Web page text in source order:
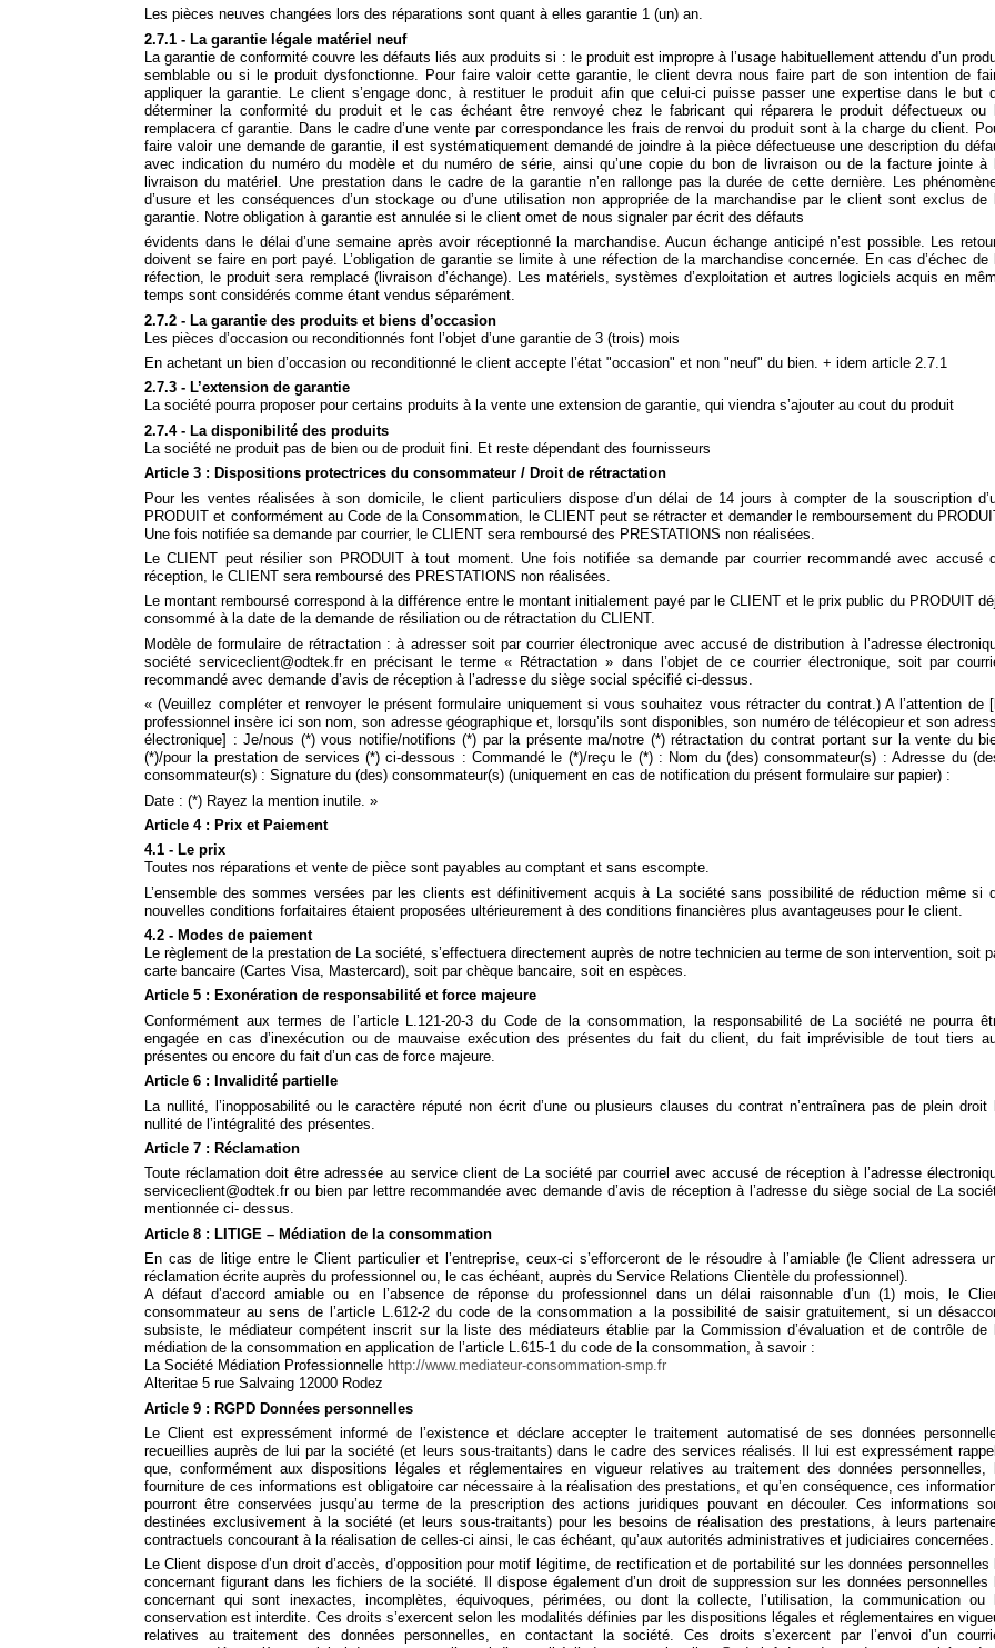
Les pièces neuves changées lors des réparations sont quant à elles garantie 1 (un) an.
2.7.1 - La garantie légale matériel neuf
La garantie de conformité couvre les défauts liés aux produits si : le produit est impropre à l’usage habituellement attendu d’un
semblable ou si le produit dysfonctionne. Pour faire valoir cette garantie, le client devra nous faire part de son intention de
appliquer la garantie. Le client s’engage donc, à restituer le produit afin que celui-ci puisse passer une expertise dans le but
déterminer la conformité du produit et le cas échéant être renvoyé chez le fabricant qui réparera le produit défectueux ou
remplacera cf garantie. Dans le cadre d’une vente par correspondance les frais de renvoi du produit sont à la charge du client.
faire valoir une demande de garantie, il est systématiquement demandé de joindre à la pièce défectueuse une description du
avec indication du numéro du modèle et du numéro de série, ainsi qu’une copie du bon de livraison ou de la facture jointe à
livraison du matériel. Une prestation dans le cadre de la garantie n’en rallonge pas la durée de cette dernière. Les
d’usure et les conséquences d’un stockage ou d’une utilisation non appropriée de la marchandise par le client sont exclus de
garantie. Notre obligation à garantie est annulée si le client omet de nous signaler par écrit des défauts
évidents dans le délai d’une semaine après avoir réceptionné la marchandise. Aucun échange anticipé n’est possible. Les
doivent se faire en port payé. L’obligation de garantie se limite à une réfection de la marchandise concernée. En cas d’échec de
réfection, le produit sera remplacé (livraison d’échange). Les matériels, systèmes d’exploitation et autres logiciels acquis en
temps sont considérés comme étant vendus séparément.
2.7.2 - La garantie des produits et biens d’occasion
Les pièces d’occasion ou reconditionnés font l’objet d’une garantie de 3 (trois) mois
En achetant un bien d’occasion ou reconditionné le client accepte l’état "occasion" et non "neuf" du bien. + idem article 2.7.1
2.7.3 - L’extension de garantie
La société pourra proposer pour certains produits à la vente une extension de garantie, qui viendra s’ajouter au cout du produit
2.7.4 - La disponibilité des produits
La société ne produit pas de bien ou de produit fini. Et reste dépendant des fournisseurs
Article 3 : Dispositions protectrices du consommateur / Droit de rétractation
Pour les ventes réalisées à son domicile, le client particuliers dispose d’un délai de 14 jours à compter de la souscription
PRODUIT et conformément au Code de la Consommation, le CLIENT peut se rétracter et demander le remboursement du
Une fois notifiée sa demande par courrier, le CLIENT sera remboursé des PRESTATIONS non réalisées.
Le CLIENT peut résilier son PRODUIT à tout moment. Une fois notifiée sa demande par courrier recommandé avec accusé
réception, le CLIENT sera remboursé des PRESTATIONS non réalisées.
Le montant remboursé correspond à la différence entre le montant initialement payé par le CLIENT et le prix public du PRODUIT
consommé à la date de la demande de résiliation ou de rétractation du CLIENT.
Modèle de formulaire de rétractation : à adresser soit par courrier électronique avec accusé de distribution à l’adresse
société serviceclient@odtek.fr en précisant le terme « Rétractation » dans l’objet de ce courrier électronique, soit par
recommandé avec demande d’avis de réception à l’adresse du siège social spécifié ci-dessus.
« (Veuillez compléter et renvoyer le présent formulaire uniquement si vous souhaitez vous rétracter du contrat.) A l’attention de
professionnel insère ici son nom, son adresse géographique et, lorsqu’ils sont disponibles, son numéro de télécopieur et son
électronique] : Je/nous (*) vous notifie/notifions (*) par la présente ma/notre (*) rétractation du contrat portant sur la vente du
(*)/pour la prestation de services (*) ci-dessous : Commandé le (*)/reçu le (*) : Nom du (des) consommateur(s) : Adresse du
consommateur(s) : Signature du (des) consommateur(s) (uniquement en cas de notification du présent formulaire sur papier) :
Date : (*) Rayez la mention inutile. »
Article 4 : Prix et Paiement
4.1 - Le prix
Toutes nos réparations et vente de pièce sont payables au comptant et sans escompte.
L’ensemble des sommes versées par les clients est définitivement acquis à La société sans possibilité de réduction même si
nouvelles conditions forfaitaires étaient proposées ultérieurement à des conditions financières plus avantageuses pour le client.
4.2 - Modes de paiement
Le règlement de la prestation de La société, s’effectuera directement auprès de notre technicien au terme de son intervention, soit
carte bancaire (Cartes Visa, Mastercard), soit par chèque bancaire, soit en espèces.
Article 5 : Exonération de responsabilité et force majeure
Conformément aux termes de l’article L.121-20-3 du Code de la consommation, la responsabilité de La société ne pourra
engagée en cas d’inexécution ou de mauvaise exécution des présentes du fait du client, du fait imprévisible de tout tiers
présentes ou encore du fait d’un cas de force majeure.
Article 6 : Invalidité partielle
La nullité, l’inopposabilité ou le caractère réputé non écrit d’une ou plusieurs clauses du contrat n’entraînera pas de plein droit
nullité de l’intégralité des présentes.
Article 7 : Réclamation
Toute réclamation doit être adressée au service client de La société par courriel avec accusé de réception à l’adresse
serviceclient@odtek.fr ou bien par lettre recommandée avec demande d’avis de réception à l’adresse du siège social de La
mentionnée ci- dessus.
Article 8 : LITIGE – Médiation de la consommation
En cas de litige entre le Client particulier et l’entreprise, ceux-ci s’efforceront de le résoudre à l’amiable (le Client adressera
réclamation écrite auprès du professionnel ou, le cas échéant, auprès du Service Relations Clientèle du professionnel).
A défaut d’accord amiable ou en l’absence de réponse du professionnel dans un délai raisonnable d’un (1) mois, le
consommateur au sens de l’article L.612-2 du code de la consommation a la possibilité de saisir gratuitement, si un
subsiste, le médiateur compétent inscrit sur la liste des médiateurs établie par la Commission d’évaluation et de contrôle de
médiation de la consommation en application de l’article L.615-1 du code de la consommation, à savoir :
La Société Médiation Professionnelle http://www.mediateur-consommation-smp.fr
Alteritae 5 rue Salvaing 12000 Rodez
Article 9 : RGPD Données personnelles
Le Client est expressément informé de l’existence et déclare accepter le traitement automatisé de ses données
recueillies auprès de lui par la société (et leurs sous-traitants) dans le cadre des services réalisés. Il lui est expressément
que, conformément aux dispositions légales et réglementaires en vigueur relatives au traitement des données personnelles,
fourniture de ces informations est obligatoire car nécessaire à la réalisation des prestations, et qu’en conséquence, ces
pourront être conservées jusqu’au terme de la prescription des actions juridiques pouvant en découler. Ces informations
destinées exclusivement à la société (et leurs sous-traitants) pour les besoins de réalisation des prestations, à leurs
contractuels concourant à la réalisation de celles-ci ainsi, le cas échéant, qu’aux autorités administratives et judiciaires concernées.
Le Client dispose d’un droit d’accès, d’opposition pour motif légitime, de rectification et de portabilité sur les données personnelles
concernant figurant dans les fichiers de la société. Il dispose également d’un droit de suppression sur les données personnelles
concernant qui sont inexactes, incomplètes, équivoques, périmées, ou dont la collecte, l’utilisation, la communication ou
conservation est interdite. Ces droits s’exercent selon les modalités définies par les dispositions légales et réglementaires en
relatives au traitement des données personnelles, en contactant la société. Ces droits s’exercent par l’envoi d’un